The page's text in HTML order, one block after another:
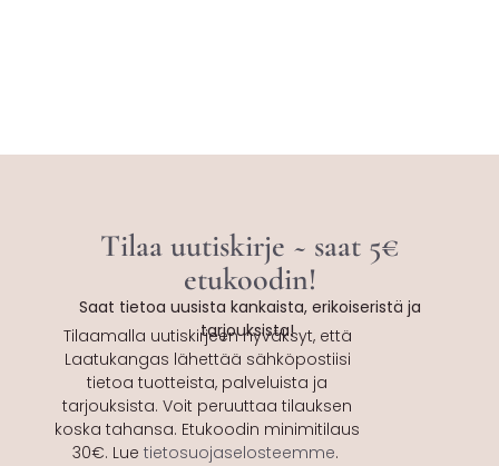
Tilaa uutiskirje ~ saat 5€
etukoodin!
Saat tietoa uusista kankaista, erikoiseristä ja
tarjouksista!
Tilaamalla uutiskirjeen hyväksyt, että
Laatukangas lähettää sähköpostiisi
tietoa tuotteista, palveluista ja
tarjouksista. Voit peruuttaa tilauksen
koska tahansa. Etukoodin minimitilaus
30€. Lue tietosuojaselosteemme.